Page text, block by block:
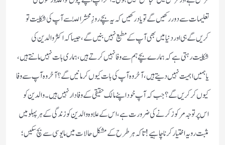
تعلیمات سے دور رکھیں گے تو یاد رکھیں کہ یہ بچے روزِ محشر اللّٰہ سے آپ کی شکایت تو
کریں گے ہی اور دنیا میں بھی آپ کے مطیع نہیں بنیں گے، جیسا کہ اکثر والدین کی
شکایت رہتی ہے کہ ہمارے بچے ہم سے وفا نہیں کرتے ہیں، ہماری بات نہیں مانتے ہیں،
یا ہمیں اہمیت نہیں دیتے ہیں، آخر وہ آپ کی بات کیوں کر مانیں گے؟ آخر وہ آپ سے وفا
کیوں کر کریں گے؟ جب کہ آپ خود اپنے مالک حقیقی کے وفادار نہیں ہیں۔ والدین کو
اس پر توجہ مرکوز کرنے کی ضرورت ہے، اس کے علاوہ والدین کو زندگی کے ہر پہلو میں
مثبت رویہ اختیار کرنا چاہیے! تاکہ ہر طرح کے مشکل حالات میں مایوسی سے بچ سکیں؛